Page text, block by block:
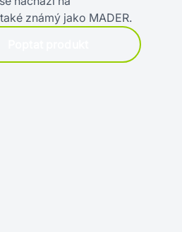
známý jako MADER.